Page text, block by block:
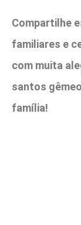
Compartilhe
familiares e
com muita
santos
família!